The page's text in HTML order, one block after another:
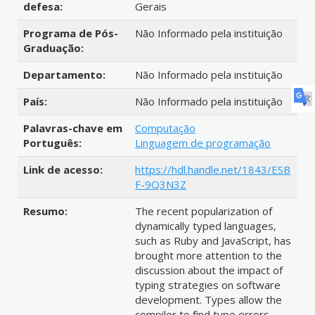
defesa:
Gerais
Programa de Pós-
Graduação:
Não Informado pela instituição
Departamento:
Não Informado pela instituição
País:
Não Informado pela instituição
Palavras-chave em
Português:
Computação
Linguagem de programação
Link de acesso:
https://hdl.handle.net/1843/ESB
F-9Q3N3Z
Resumo:
The recent popularization of
dynamically typed languages,
such as Ruby and JavaScript, has
brought more attention to the
discussion about the impact of
typing strategies on software
development. Types allow the